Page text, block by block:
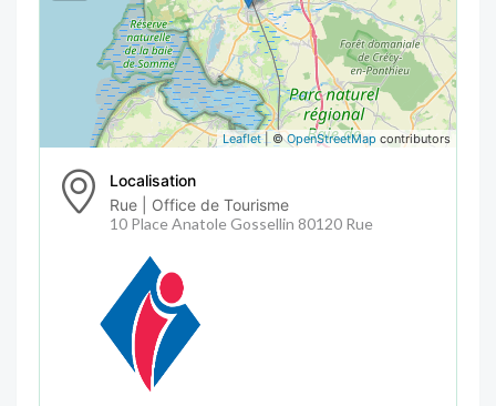
Leaflet| ©OpenStreetMap contributors
Localisation
Rue | Office de Tourisme
10 Place Anatole Gossellin 80120 Rue